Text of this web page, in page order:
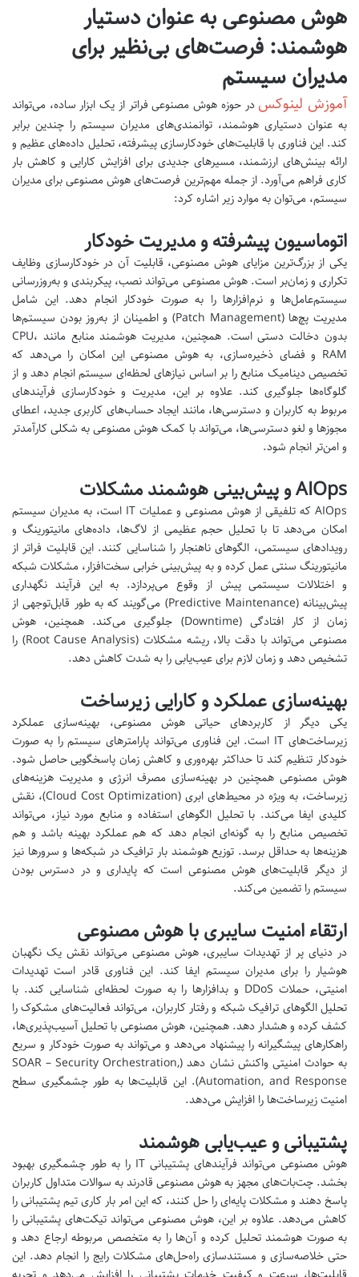
هوش مصنوعی به عنوان دستیار
هوشمند: فرصت‌های بی‌نظیر برای
مدیران سیستم
آموزش لینوکس در حوزه هوش مصنوعی فراتر از یک ابزار ساده، می‌تواند
به عنوان دستیاری هوشمند، توانمندی‌های مدیران سیستم را چندین برابر
کند. این فناوری با قابلیت‌های خودکارسازی پیشرفته، تحلیل داده‌های عظیم و
ارائه بینش‌های ارزشمند، مسیرهای جدیدی برای افزایش کارایی و کاهش بار
کاری فراهم می‌آورد. از جمله مهم‌ترین فرصت‌های هوش مصنوعی برای مدیران
سیستم، می‌توان به موارد زیر اشاره کرد:
اتوماسیون پیشرفته و مدیریت خودکار
یکی از بزرگ‌ترین مزایای هوش مصنوعی، قابلیت آن در خودکارسازی وظایف
تکراری و زمان‌بر است. هوش مصنوعی می‌تواند نصب، پیکربندی و به‌روزرسانی
سیستم‌عامل‌ها و نرم‌افزارها را به صورت خودکار انجام دهد. این شامل
مدیریت پچ‌ها (Patch Management) و اطمینان از به‌روز بودن سیستم‌ها
بدون دخالت دستی است. همچنین، مدیریت هوشمند منابع مانند CPU،
RAM و فضای ذخیره‌سازی، به هوش مصنوعی این امکان را می‌دهد که
تخصیص دینامیک منابع را بر اساس نیازهای لحظه‌ای سیستم انجام دهد و از
گلوگاه‌ها جلوگیری کند. علاوه بر این، مدیریت و خودکارسازی فرآیندهای
مربوط به کاربران و دسترسی‌ها، مانند ایجاد حساب‌های کاربری جدید، اعطای
مجوزها و لغو دسترسی‌ها، می‌تواند با کمک هوش مصنوعی به شکلی کارآمدتر
و امن‌تر انجام شود.
AIOps و پیش‌بینی هوشمند مشکلات
AIOps که تلفیقی از هوش مصنوعی و عملیات IT است، به مدیران سیستم
امکان می‌دهد تا با تحلیل حجم عظیمی از لاگ‌ها، داده‌های مانیتورینگ و
رویدادهای سیستمی، الگوهای ناهنجار را شناسایی کنند. این قابلیت فراتر از
مانیتورینگ سنتی عمل کرده و به پیش‌بینی خرابی سخت‌افزار، مشکلات شبکه
و اختلالات سیستمی پیش از وقوع می‌پردازد. به این فرآیند نگهداری
پیش‌بینانه (Predictive Maintenance) می‌گویند که به طور قابل‌توجهی از
زمان از کار افتادگی (Downtime) جلوگیری می‌کند. همچنین، هوش
مصنوعی می‌تواند با دقت بالا، ریشه مشکلات (Root Cause Analysis) را
تشخیص دهد و زمان لازم برای عیب‌یابی را به شدت کاهش دهد.
بهینه‌سازی عملکرد و کارایی زیرساخت
یکی دیگر از کاربردهای حیاتی هوش مصنوعی، بهینه‌سازی عملکرد
زیرساخت‌های IT است. این فناوری می‌تواند پارامترهای سیستم را به صورت
خودکار تنظیم کند تا حداکثر بهره‌وری و کاهش زمان پاسخگویی حاصل شود.
هوش مصنوعی همچنین در بهینه‌سازی مصرف انرژی و مدیریت هزینه‌های
زیرساخت، به ویژه در محیط‌های ابری (Cloud Cost Optimization)، نقش
کلیدی ایفا می‌کند. با تحلیل الگوهای استفاده و منابع مورد نیاز، می‌تواند
تخصیص منابع را به گونه‌ای انجام دهد که هم عملکرد بهینه باشد و هم
هزینه‌ها به حداقل برسد. توزیع هوشمند بار ترافیک در شبکه‌ها و سرورها نیز
از دیگر قابلیت‌های هوش مصنوعی است که پایداری و در دسترس بودن
سیستم را تضمین می‌کند.
ارتقاء امنیت سایبری با هوش مصنوعی
در دنیای پر از تهدیدات سایبری، هوش مصنوعی می‌تواند نقش یک نگهبان
هوشیار را برای مدیران سیستم ایفا کند. این فناوری قادر است تهدیدات
امنیتی، حملات DDoS و بدافزارها را به صورت لحظه‌ای شناسایی کند. با
تحلیل الگوهای ترافیک شبکه و رفتار کاربران، می‌تواند فعالیت‌های مشکوک را
کشف کرده و هشدار دهد. همچنین، هوش مصنوعی با تحلیل آسیب‌پذیری‌ها،
راهکارهای پیشگیرانه را پیشنهاد می‌دهد و می‌تواند به صورت خودکار و سریع
به حوادث امنیتی واکنش نشان دهد (SOAR – Security Orchestration,
Automation, and Response). این قابلیت‌ها به طور چشمگیری سطح
امنیت زیرساخت‌ها را افزایش می‌دهد.
پشتیبانی و عیب‌یابی هوشمند
هوش مصنوعی می‌تواند فرآیندهای پشتیبانی IT را به طور چشمگیری بهبود
بخشد. چت‌بات‌های مجهز به هوش مصنوعی قادرند به سوالات متداول کاربران
پاسخ دهند و مشکلات پایه‌ای را حل کنند، که این امر بار کاری تیم پشتیبانی را
کاهش می‌دهد. علاوه بر این، هوش مصنوعی می‌تواند تیکت‌های پشتیبانی را
به صورت هوشمند تحلیل کرده و آن‌ها را به متخصص مربوطه ارجاع دهد و
حتی خلاصه‌سازی و مستندسازی راه‌حل‌های مشکلات رایج را انجام دهد. این